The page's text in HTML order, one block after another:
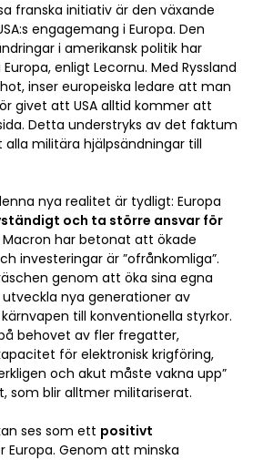
franska initiativ är den växande
engagemang i Europa. Den
i amerikansk politik har
enligt Lecornu. Med Ryssland
inser europeiska ledare att man
givet att USA alltid kommer att
Detta understryks av det faktum
alla militära hjälpsändningar till
nya realitet är tydligt: Europa
och ta större ansvar för
Macron har betonat att ökade
investeringar är ”ofrånkomliga”.
genom att öka sina egna
nya generationer av
till konventionella styrkor.
behovet av fler fregatter,
för elektronisk krigföring,
och akut måste vakna upp”
som blir alltmer militariserat.
ses som ett positivt
Europa. Genom att minska